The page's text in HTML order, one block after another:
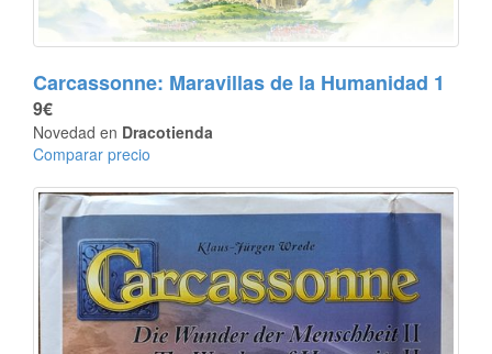
Carcassonne: Maravillas de la Humanidad 1
9€
Novedad en Dracotienda
Comparar precio